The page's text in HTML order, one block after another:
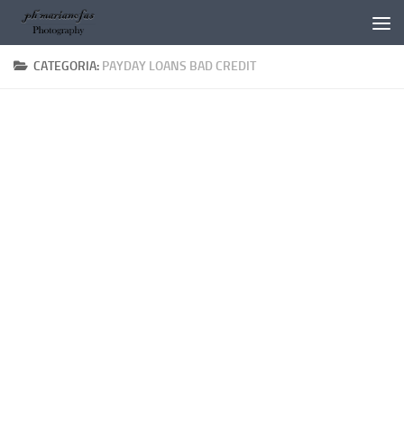
Salta al contenuto
CATEGORIA: PAYDAY LOANS BAD CREDIT